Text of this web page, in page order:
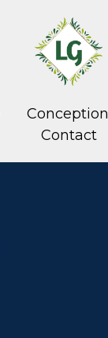
Conception
Contact